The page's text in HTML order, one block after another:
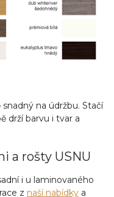
na údržbu. Stačí
drží barvu i tvar a
a rošty USNU
i u laminovaného
z naší nabídky a